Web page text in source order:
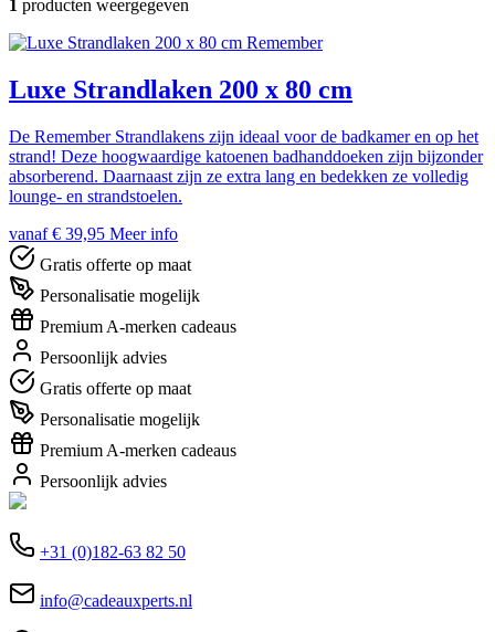
1 producten weergegeven
Remember
Luxe Strandlaken 200 x 80 cm
De Remember Strandlakens zijn ideaal voor de badkamer en op het
strand! Deze hoogwaardige katoenen badhanddoeken zijn bijzonder
absorberend. Daarnaast zijn ze extra lang en bedekken ze volledig
lounge- en strandstoelen.
vanaf € 39,95 Meer info
Gratis offerte op maat
Personalisatie mogelijk
Premium A-merken cadeaus
Persoonlijk advies
Gratis offerte op maat
Personalisatie mogelijk
Premium A-merken cadeaus
Persoonlijk advies
+31 (0)182-63 82 50
info@cadeauxperts.nl